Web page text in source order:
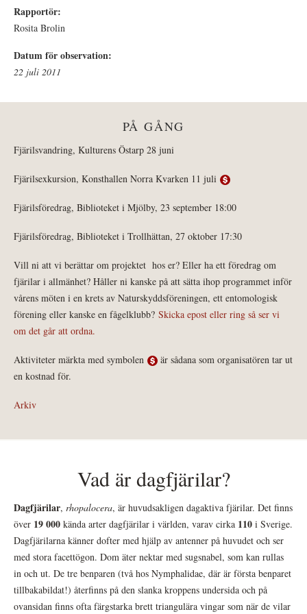
Rapportör:
Rosita Brolin
Datum för observation:
22 juli 2011
PÅ GÅNG
Fjärilsvandring, Kulturens Östarp 28 juni
Fjärilsexkursion, Konsthallen Norra Kvarken 11 juli
Fjärilsföredrag, Biblioteket i Mjölby, 23 september 18:00
Fjärilsföredrag, Biblioteket i Trollhättan, 27 oktober 17:30
Vill ni att vi berättar om projektet hos er? Eller ha ett föredrag om
fjärilar i allmänhet? Håller ni kanske på att sätta ihop programmet inför
vårens möten i en krets av Naturskyddsföreningen, ett entomologisk
förening eller kanske en fågelklubb? Skicka epost eller ring så ser vi
om det går att ordna.
Aktiviteter märkta med symbolen
är sådana som organisatören tar ut
en kostnad för.
Arkiv
Vad är dagfjärilar?
Dagfjärilar, rhopalocera, är huvudsakligen dagaktiva fjärilar. Det finns
över 19 000 kända arter dagfjärilar i världen, varav cirka 110 i Sverige.
Dagfjärilarna känner dofter med hjälp av antenner på huvudet och ser
med stora facettögon. Dom äter nektar med sugsnabel, som kan rullas
in och ut. De tre benparen (två hos Nymphalidae, där är första benparet
tillbakabildat!) återfinns på den slanka kroppens undersida och på
ovansidan finns ofta färgstarka brett triangulära vingar som när de vilar